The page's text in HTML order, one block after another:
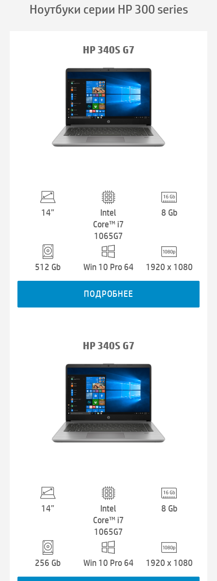
Ноутбуки серии HP 300 series
HP 340S G7
14”
Intel
Core™ i7
1065G7
8 Gb
512 Gb Win 10 Pro 64 1920 x 1080
ПОДРОБНЕЕ
HP 340S G7
14”
Intel
Core™ i7
1065G7
8 Gb
256 Gb Win 10 Pro 64 1920 x 1080